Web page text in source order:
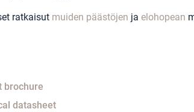
ratkaisut muiden päästöjen ja elohopean
brochure
datasheet